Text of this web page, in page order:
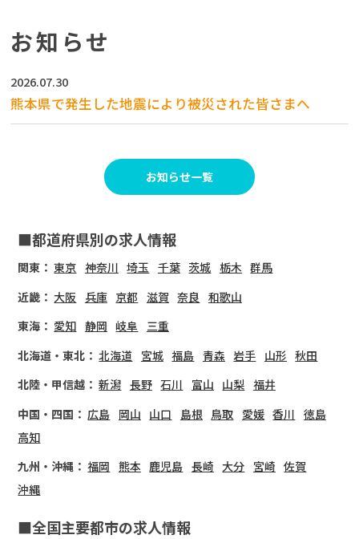
お知らせ
2026.07.30
熊本県で発生した地震により被災された皆さまへ
お知らせ一覧
■都道府県別の求人情報
関東： 東京 神奈川 埼玉 千葉 茨城 栃木 群馬
近畿： 大阪 兵庫 京都 滋賀 奈良 和歌山
東海： 愛知 静岡 岐阜
三重
北海道・東北： 北海道 宮城 福島 青森 岩手 山形 秋田
北陸・甲信越： 新潟 長野 石川 富山 山梨 福井
中国・四国： 広島 岡山 山口 島根 鳥取 愛媛 香川 徳島
高知
九州・沖縄： 福岡 熊本 鹿児島 長崎 大分 宮崎 佐賀
沖縄
■全国主要都市の求人情報